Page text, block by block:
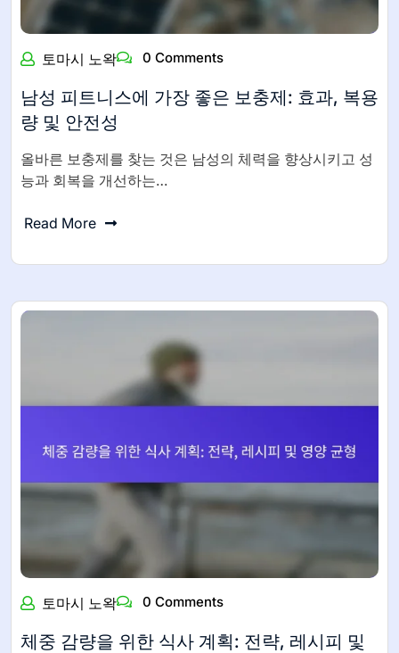
토마시 노왁 0 Comments
남성 피트니스에 가장 좋은 보충제: 효과, 복용
량 및 안전성
올바른 보충제를 찾는 것은 남성의 체력을 향상시키고 성
능과 회복을 개선하는…
Read More
토마시 노왁 0 Comments
체중 감량을 위한 식사 계획: 전략, 레시피 및